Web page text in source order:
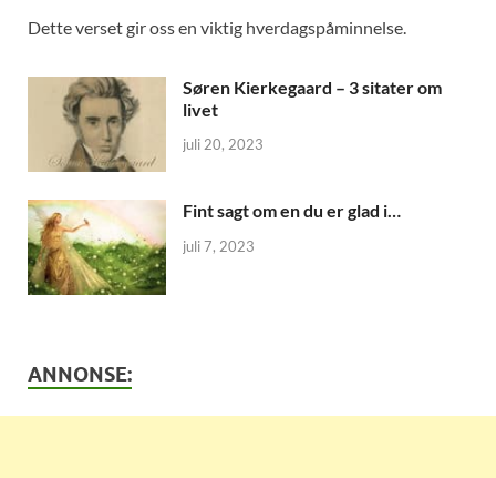
Dette verset gir oss en viktig hverdagspåminnelse.
Søren Kierkegaard – 3 sitater om
livet
juli 20, 2023
Fint sagt om en du er glad i…
juli 7, 2023
ANNONSE: